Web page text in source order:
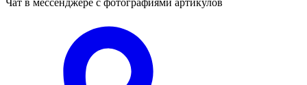
Чат в мессенджере с фотографиями артикулов